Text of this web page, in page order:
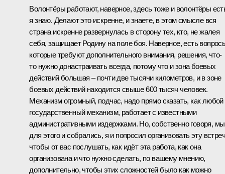
Волонтёры работают, наверное, здесь тоже и волонтёры
я знаю. Делают это искренне, и знаете, в этом смысле вся
страна искренне развернулась в сторону тех, кто, не жалея
себя, защищает Родину на поле боя. Наверное, есть
которые требуют дополнительного внимания, решения, что-
то нужно донастраивать всегда, потому что и зона боевых
действий большая – почти две тысячи километров, и в зоне
боевых действий находится свыше 600 тысяч человек.
Механизм огромный, подчас, надо прямо сказать, как любой
государственный механизм, работает с известными
административными издержками. Но, собственно говоря, мы
для этого и собрались, я и попросил организовать эту
чтобы от вас послушать, как идёт эта работа, как она
организована и что нужно сделать, по вашему мнению,
дополнительно, чтобы этих сложностей было как можно